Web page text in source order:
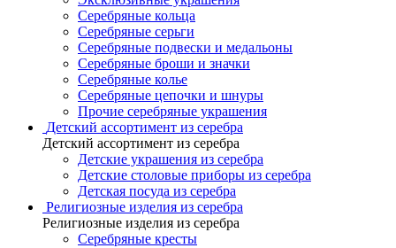
Серебряные кольца
Серебряные серьги
Серебряные подвески и медальоны
Серебряные броши и значки
Серебряные колье
Серебряные цепочки и шнуры
Прочие серебряные украшения
Детский ассортимент из серебра
Детский ассортимент из серебра
Детские украшения из серебра
Детские столовые приборы из серебра
Детская посуда из серебра
Религиозные изделия из серебра
Религиозные изделия из серебра
Серебряные кресты